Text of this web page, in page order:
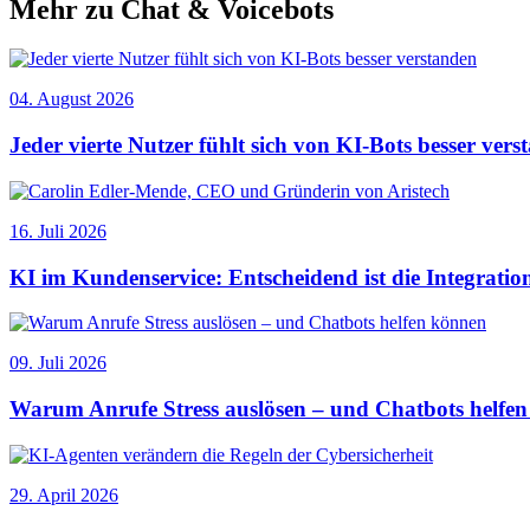
Mehr zu Chat & Voicebots
04. August 2026
Jeder vierte Nutzer fühlt sich von KI-Bots besser
16. Juli 2026
KI im Kundenservice: Entscheidend ist die
09. Juli 2026
Warum Anrufe Stress auslösen – und Chatbots
29. April 2026